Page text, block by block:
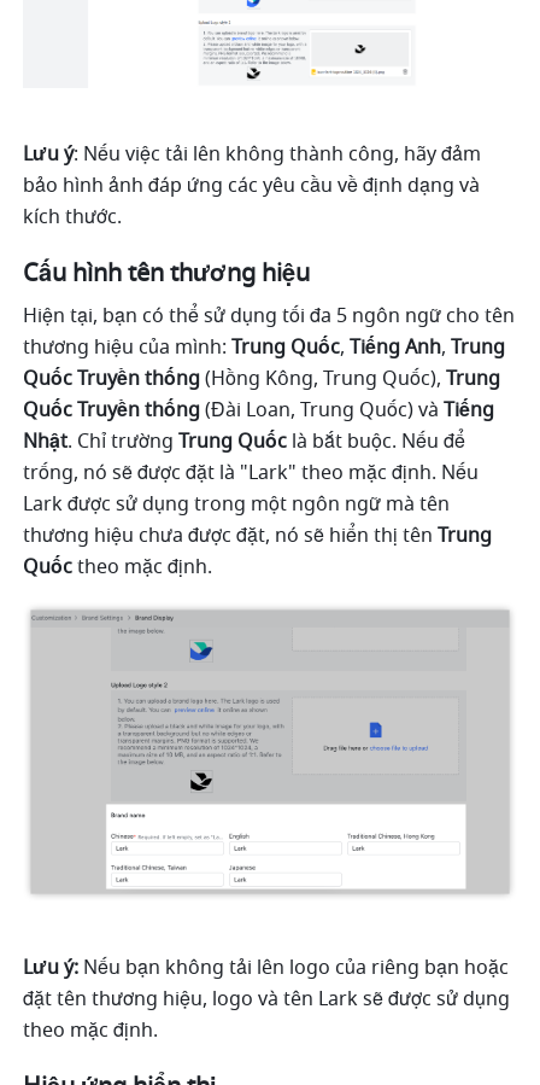
Lưu ý: Nếu việc tải lên không thành công, hãy đảm
bảo hình ảnh đáp ứng các yêu cầu về định dạng và
kích thước.
Cấu hình tên thương hiệu
Hiện tại, bạn có thể sử dụng tối đa 5 ngôn ngữ cho tên
thương hiệu của mình: Trung Quốc, Tiếng Anh, Trung
Quốc Truyền thống (Hồng Kông, Trung Quốc), Trung
Quốc Truyền thống (Đài Loan, Trung Quốc) và Tiếng
Nhật. Chỉ trường Trung Quốc là bắt buộc. Nếu để
trống, nó sẽ được đặt là "Lark" theo mặc định. Nếu
Lark được sử dụng trong một ngôn ngữ mà tên
thương hiệu chưa được đặt, nó sẽ hiển thị tên Trung
Quốc theo mặc định.
Lưu ý: Nếu bạn không tải lên logo của riêng bạn hoặc
đặt tên thương hiệu, logo và tên Lark sẽ được sử dụng
theo mặc định.